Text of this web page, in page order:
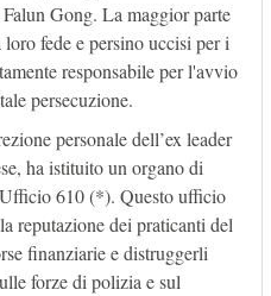
Gong. La maggior parte
fede e persino uccisi per i
responsabile per l'avvio
persecuzione.
personale dell’ex leader
ha istituito un organo di
610 (*). Questo ufficio
reputazione dei praticanti del
finanziarie e distruggerli
forze di polizia e sul